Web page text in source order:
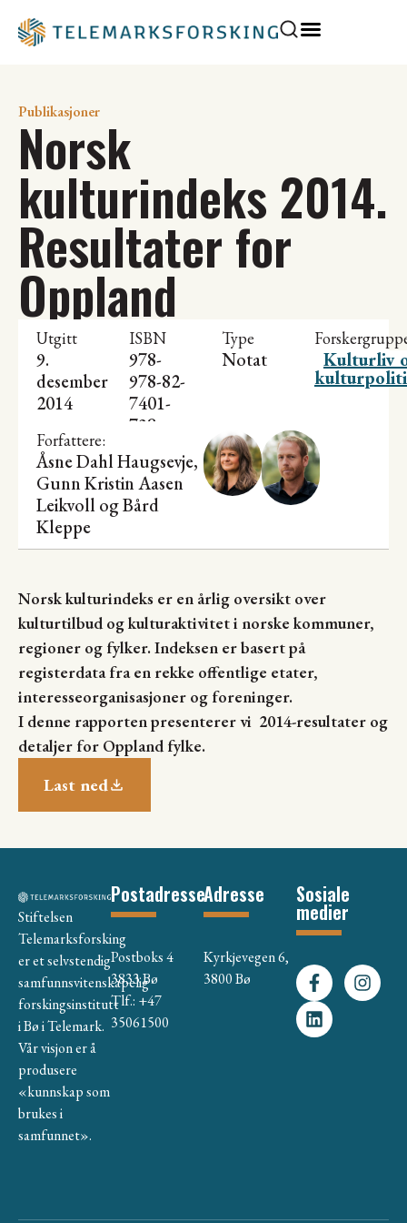
Publikasjoner
Norsk
kulturindeks 2014.
Resultater for
Oppland
Utgitt
9.
desember
2014
ISBN
978-
978-82-
7401-
738-
Type
Notat Kulturliv
Forfattere:
Åsne Dahl Haugsevje,
Gunn Kristin Aasen
Leikvoll ogBård
Kleppe
Norsk kulturindeks er en årlig oversikt over
kulturtilbud og kulturaktivitet i norske kommuner,
regioner og fylker. Indeksen er basert på
registerdata fra en rekke offentlige etater,
interesseorganisasjoner og foreninger.
I denne rapporten presenterer vi 2014-resultater og
detaljer for Oppland fylke.
Last ned
Stiftelsen
Telemarksforsking
er et selvstendig
samfunnsvitenskapelig
forskingsinstitutt
i Bø i Telemark.
Vår visjon er å
produsere
«kunnskap som
brukes i
samfunnet».
Postadresse
Postboks 4
3833 Bø
Tlf.: +47
35061500
Adresse
Kyrkjevegen 6,
3800 Bø
Sosiale
medier